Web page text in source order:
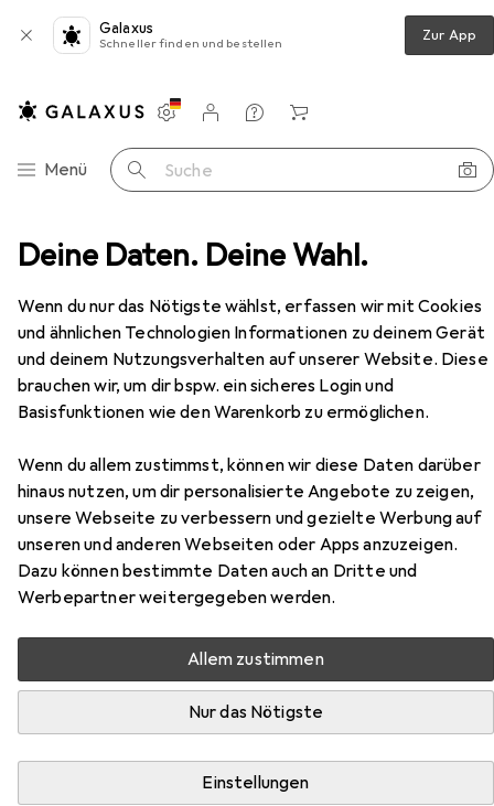
Deine Daten. Deine Wahl.
Wenn du nur das Nötigste wählst, erfassen wir mit Cookies
und ähnlichen Technologien Informationen zu deinem Gerät
und deinem Nutzungsverhalten auf unserer Website. Diese
brauchen wir, um dir bspw. ein sicheres Login und
Basisfunktionen wie den Warenkorb zu ermöglichen.
Wenn du allem zustimmst, können wir diese Daten darüber
hinaus nutzen, um dir personalisierte Angebote zu zeigen,
unsere Webseite zu verbessern und gezielte Werbung auf
unseren und anderen Webseiten oder Apps anzuzeigen.
Dazu können bestimmte Daten auch an Dritte und
Werbepartner weitergegeben werden.
Allem zustimmen
Nur das Nötigste
Einstellungen
Galaxus
Schneller finden und bestellen Zur App
Navigation nach Kategorien
Menü Suche
Einstellungen
Kundenkonto
Vergleichslisten
Merklisten
Warenkorb
Wärmetherapie Heizdecke Makita DCB200A
EUR
109,69
MakitaDCB200A
140 x 70 cm
Zubehör für Makita DCB200A
Hier findest du passendes Zubehör zum Produkt Makita
DCB200A aus den Kategorien Werkzeugakku +
Ladegerät und Powerbank.
Relevanz